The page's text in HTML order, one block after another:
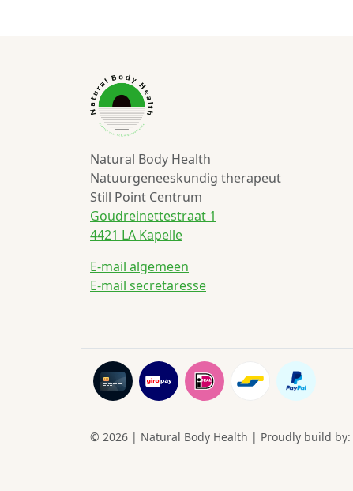
Natural Body Health
Natuurgeneeskundig therapeut
Still Point Centrum
Goudreinettestraat 1
4421 LA Kapelle
E-mail algemeen
E-mail secretaresse
© 2026 | Natural Body Health | Proudly build by: